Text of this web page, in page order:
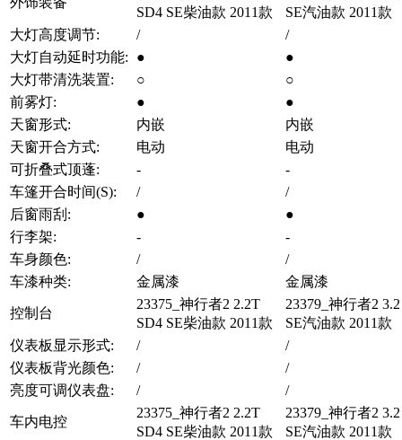
SD4 SE柴油款 2011款
SE汽油款 2011款
大灯高度调节:
/
/
大灯自动延时功能:
●
●
大灯带清洗装置:
○
○
前雾灯:
●
●
天窗形式:
内嵌
内嵌
天窗开合方式:
电动
电动
可折叠式顶蓬:
-
-
车篷开合时间(S):
/
/
后窗雨刮:
●
●
行李架:
-
-
车身颜色:
/
/
车漆种类:
金属漆 金属漆
控制台
23375_神行者2 2.2T
SD4 SE柴油款 2011款
23379_神行者2
SE汽油款 2011款
仪表板显示形式:
/
/
仪表板背光颜色:
/
/
亮度可调仪表盘:
/ /
车内电控
23375_神行者2 2.2T
SD4 SE柴油款 2011款
23379_神行者2
SE汽油款 2011款